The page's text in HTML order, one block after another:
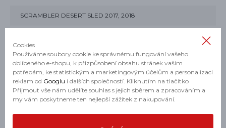
SCRAMBLER DESERT SLED 2017, 2018
SCRAMBLER FULL THROTTLE 2015, 2016, 2017, 2018
SCRAMBLER ICON 2015, 2016, 2017, 2018
SCRAMBLER MACH 2.0 2018
SCRAMBLER SIXTY2 2016, 2017, 2018, 2019, 2020
Cookies
Používáme soubory cookie ke správnému fungování vašeho
oblíbeného e-shopu, k přizpůsobení obsahu stránek vašim
potřebám, ke statistickým a marketingovým účelům a personalizaci
reklam od Googlu i dalších společností. Kliknutím na tlačítko
Přijmout vše nám udělíte souhlas s jejich sběrem a zpracováním a
my vám poskytneme ten nejlepší zážitek z nakupování.